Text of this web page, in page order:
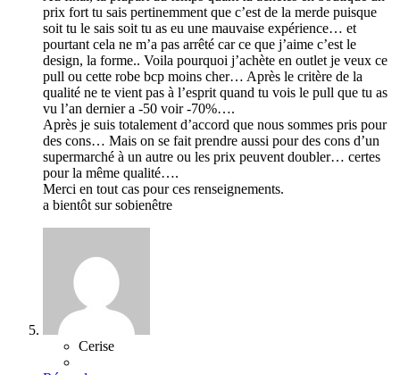
prix fort tu sais pertinemment que c’est de la merde puisque
soit tu le sais soit tu as eu une mauvaise expérience… et
pourtant cela ne m’a pas arrêté car ce que j’aime c’est le
design, la forme.. Voila pourquoi j’achète en outlet je veux ce
pull ou cette robe bcp moins cher… Après le critère de la
qualité ne te vient pas à l’esprit quand tu vois le pull que tu as
vu l’an dernier a -50 voir -70%….
Après je suis totalement d’accord que nous sommes pris pour
des cons… Mais on se fait prendre aussi pour des cons d’un
supermarché à un autre ou les prix peuvent doubler… certes
pour la même qualité….
Merci en tout cas pour ces renseignements.
a bientôt sur sobienêtre
Cerise